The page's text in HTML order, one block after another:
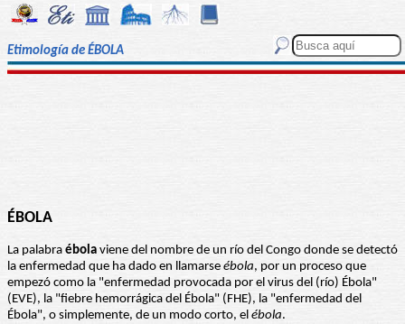
Etimología de ÉBOLA
ÉBOLA
La palabra ébola viene del nombre de un río del Congo donde se detectó
la enfermedad que ha dado en llamarse ébola, por un proceso que
empezó como la "enfermedad provocada por el virus del (río) Ébola"
(EVE), la "fiebre hemorrágica del Ébola" (FHE), la "enfermedad del
Ébola", o simplemente, de un modo corto, el ébola.